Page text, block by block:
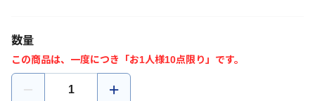
数量
この商品は、一度につき「お1人様10点限り」です。